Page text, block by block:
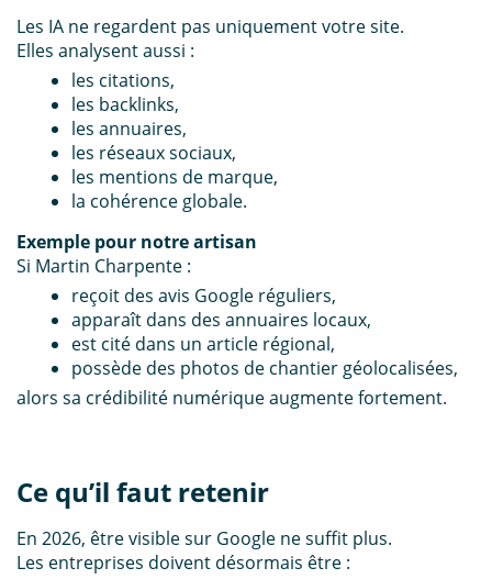
Les IA ne regardent pas uniquement votre site.
Elles analysent aussi :
les citations,
les backlinks,
les annuaires,
les réseaux sociaux,
les mentions de marque,
la cohérence globale.
Exemple pour notre artisan
Si Martin Charpente :
reçoit des avis Google réguliers,
apparaît dans des annuaires locaux,
est cité dans un article régional,
possède des photos de chantier géolocalisées,
alors sa crédibilité numérique augmente fortement.
Ce qu’il faut retenir
En 2026, être visible sur Google ne suffit plus.
Les entreprises doivent désormais être :